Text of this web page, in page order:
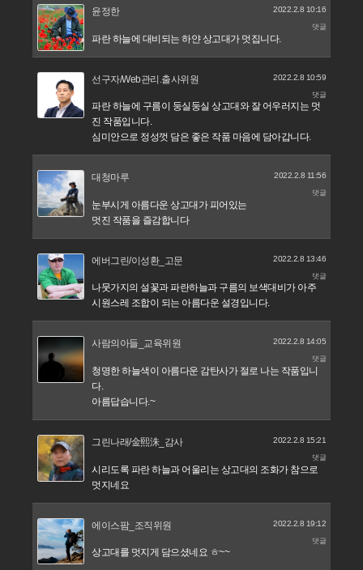
윤정한 2022.2.8 10:16
댓글
파란 하늘에 대비되는 하얀 상고대가 멋집니다.
선구자/Web관리.출사위원 2022.2.8 10:59
댓글
파란 하늘에 구름이 둥실둥실 상고대와 잘 어우러지는 멋
진 작품입니다.
심미안으로 정성껏 담은 좋은 작품 마음에 담아갑니다.
대청마루 2022.2.8 11:56
댓글
눈부시게 아름다운 상고대가 피어있는
멋진 작품을 즐감합니다
에버그린/이성환_고문 2022.2.8 13:46
댓글
나뭇가지의 설꽃과 파란하늘과 구름의 보색대비가 아주
시원스레 조합이 되는 아름다운 설경입니다.
사람의아들_교육위원 2022.2.8 14:05
댓글
청명한 하늘색이 아름다운 감탄사가 절로 나는 작품입니
다.
아름답습니다.~
그린나래/金熙洙_감사 2022.2.8 15:21
댓글
시리도록 파란 하늘과 어울리는 상고대의 조화가 참으로
멋지네요
에이스팜_조직위원 2022.2.8 19:12
댓글
상고대를 멋지게 담으셨네요 ㅎ~~